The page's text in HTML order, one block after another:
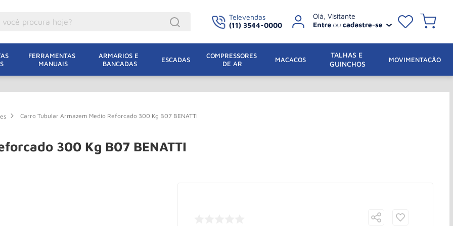
Televendas
(11) 3544-0000
FERRAMENTAS
MANUAIS
ARMARIOS E
BANCADAS
ESCADAS
COMPRESSORES
DE AR
MACACOS
TALHAS E
GUINCHOS
MOVIMENTAÇÃO
Carro Tubular Armazem Medio Reforcado 300 Kg B07 BENATTI
300 Kg B07 BENATTI
Eletrica